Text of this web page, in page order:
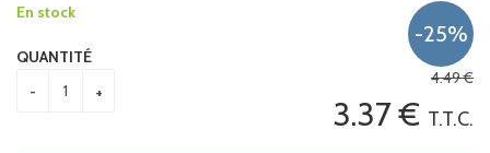
4.49€
3.37€ T.T.C.
En stock
QUANTITÉ